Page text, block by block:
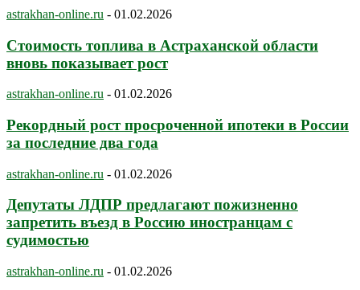
astrakhan-online.ru - 01.02.2026
Стоимость топлива в Астраханской области
вновь показывает рост
astrakhan-online.ru - 01.02.2026
Рекордный рост просроченной ипотеки в России
за последние два года
astrakhan-online.ru - 01.02.2026
Депутаты ЛДПР предлагают пожизненно
запретить въезд в Россию иностранцам с
судимостью
astrakhan-online.ru - 01.02.2026